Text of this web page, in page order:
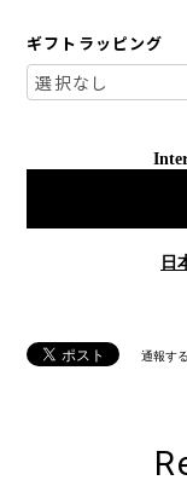
ギフトラッピング
日
通報する